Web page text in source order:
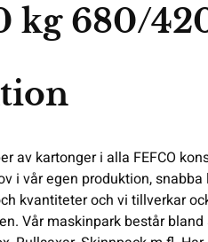
kg 680/
av kartonger i alla FEFCO
i vår egen produktion,
kvantiteter och vi tillverkar
Vår maskinpark består